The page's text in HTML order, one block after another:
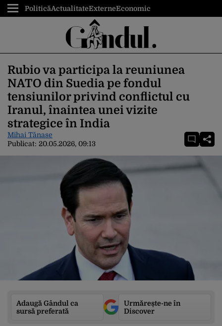
PoliticăActualitateExterneEconomic
Rubio va participa la reuniunea
NATO din Suedia pe fondul
tensiunilor privind conflictul cu
Iranul, înaintea unei vizite
strategice în India
Mihai Tănase
Publicat: 20.05.2026, 09:13
Adaugă Gândul ca
sursă preferată
Urmărește-ne în
Discover